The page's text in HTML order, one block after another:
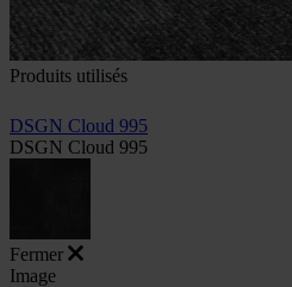
Produits utilisés
DSGN Cloud 995
DSGN Cloud 995
Fermer
Image